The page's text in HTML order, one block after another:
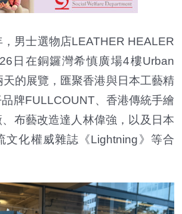
男士選物店LEATHER HEALER
日在銅鑼灣希慎廣場4樓Urban
的展覽，匯聚香港與日本工藝精
牌FULLCOUNT、香港傳統手繪
布藝改造達人林偉強，以及日本
文化權威雜誌《Lightning》等合